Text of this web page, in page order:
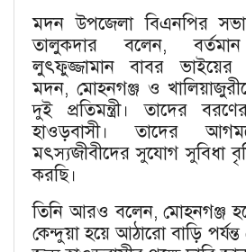
মদন উপজেলা বিএনপির
তালুকদার বলেন,
লুৎফুজ্জামান বাবর ভাইয়ের
মদন, মোহনগঞ্জ ও
দুই প্রতিমন্ত্রী। তাদের
হাওড়বাসী। তাদের
মৎস্যজীবীদের সুযোগ সুবিধা
করছি।
তিনি আরও বলেন, মোহনগঞ্জ
কেন্দুয়া হয়ে আঠারো বাড়ি